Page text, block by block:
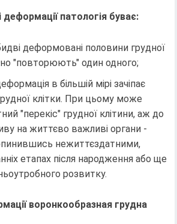
патологія буває:
деформовані половини грудної
"повторюють" один одного;
в більшій мірі зачіпає
клітки. При цьому може
"перекіс" грудної клітини, аж до
на життєво важливі органи -
нежиттєздатними,
етапах після народження або ще
розвитку.
воронкообразная грудна